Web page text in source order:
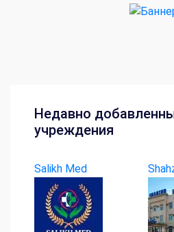
Недавно
учреждения
Salikh Med